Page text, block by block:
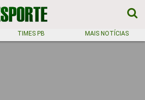
TIMES PB MAIS NOTÍCIAS